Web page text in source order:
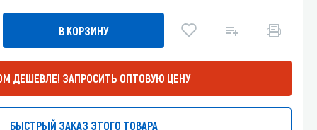
В КОРЗИНУ
ДЕШЕВЛЕ! ЗАПРОСИТЬ ОПТОВУЮ ЦЕНУ
БЫСТРЫЙ ЗАКАЗ ЭТОГО ТОВАРА